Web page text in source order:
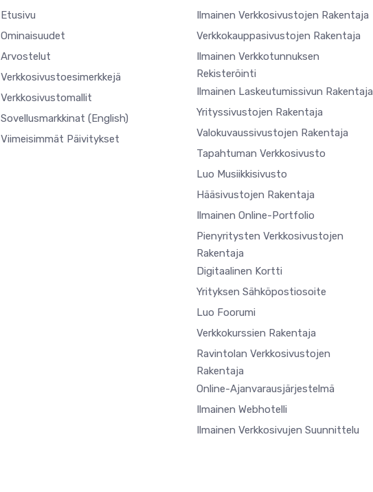
Etusivu
Ominaisuudet
Arvostelut
Verkkosivustoesimerkkejä
Verkkosivustomallit
Sovellusmarkkinat (English)
Viimeisimmät Päivitykset
Ilmainen Verkkosivustojen Rakentaja
Verkkokauppasivustojen Rakentaja
Ilmainen Verkkotunnuksen
Rekisteröinti
Ilmainen Laskeutumissivun Rakentaja
Yrityssivustojen Rakentaja
Valokuvaussivustojen Rakentaja
Tapahtuman Verkkosivusto
Luo Musiikkisivusto
Hääsivustojen Rakentaja
Ilmainen Online-Portfolio
Pienyritysten Verkkosivustojen
Rakentaja
Digitaalinen Kortti
Yrityksen Sähköpostiosoite
Luo Foorumi
Verkkokurssien Rakentaja
Ravintolan Verkkosivustojen
Rakentaja
Online-Ajanvarausjärjestelmä
Ilmainen Webhotelli
Ilmainen Verkkosivujen Suunnittelu